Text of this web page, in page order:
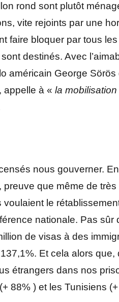
rond sont plutôt
vite rejoints par une
faire bloquer par tous
destinés. Avec
américain George Sörös
appelle à « la
nous gouverner.
que même de
voulaient le
nationale. Pas sûr
de visas à des
Et cela alors que,
étrangers dans nos
88% ) et les Tunisiens